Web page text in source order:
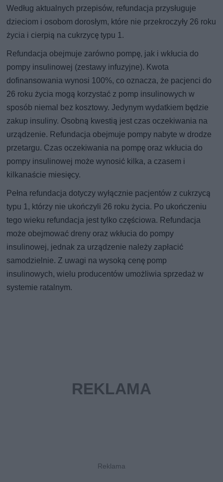
Według aktualnych przepisów, refundacja przysługuje
dzieciom i osobom dorosłym, które nie przekroczyły 26 roku
życia i cierpią na cukrzycę typu 1.
Refundacja obejmuje zarówno pompę, jak i wkłucia do
pompy insulinowej (zestawy infuzyjne). Kwota
dofinansowania wynosi 100%, co oznacza, że pacjenci do
26 roku życia mogą korzystać z pomp insulinowych w
sposób niemal bez kosztowy. Jedynym wydatkiem będzie
zakup insuliny. Osobną kwestią jest czas oczekiwania na
urządzenie. Refundacja obejmuje pompy nabyte w drodze
przetargu. Czas oczekiwania na pompę oraz wkłucia do
pompy insulinowej może wynosić kilka, a czasem i
kilkanaście miesięcy.
Pełna refundacja dotyczy wyłącznie pacjentów z cukrzycą
typu 1, którzy nie ukończyli 26 roku życia. Po ukończeniu
tego wieku refundacja jest tylko częściowa. Refundacja
może obejmować dreny oraz wkłucia do pompy
insulinowej, jednak za urządzenie należy zapłacić
samodzielnie. Z uwagi na wysoką cenę pomp
insulinowych, wielu producentów umożliwia sprzedaż w
systemie ratalnym.